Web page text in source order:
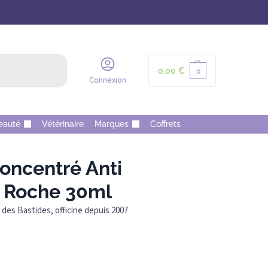
Connexion
0,00 € 0
Vétérinaire Marques Coffrets
Anti
30ml
des Bastides, officine depuis 2007